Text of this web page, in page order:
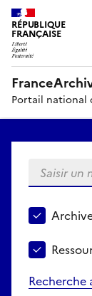
RÉPUBLIQUE
FRANÇAISE
Portail national
Saisir un
Choisir le
Recherche